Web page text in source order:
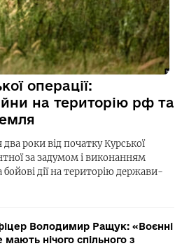
операції:
на територію рф та
роки від початку Курської
за задумом і виконанням
бойові дії на територію держави-
Володимир Ращук: «Воєнні
нічого спільного з